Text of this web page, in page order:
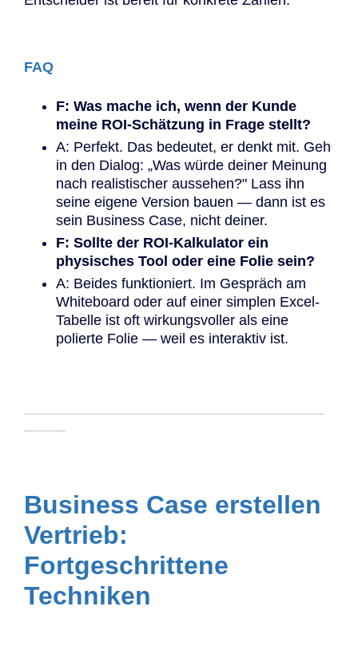
FAQ
F: Was mache ich, wenn der Kunde
meine ROI-Schätzung in Frage stellt?
A: Perfekt. Das bedeutet, er denkt mit. Geh
in den Dialog: „Was würde deiner Meinung
nach realistischer aussehen?" Lass ihn
seine eigene Version bauen — dann ist es
sein Business Case, nicht deiner.
F: Sollte der ROI-Kalkulator ein
physisches Tool oder eine Folie sein?
A: Beides funktioniert. Im Gespräch am
Whiteboard oder auf einer simplen Excel-
Tabelle ist oft wirkungsvoller als eine
polierte Folie — weil es interaktiv ist.
─────────────────────────────
────
Business Case erstellen
Vertrieb:
Fortgeschrittene
Techniken